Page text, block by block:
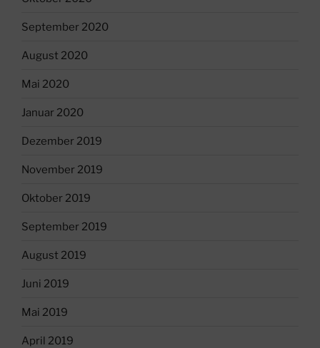
September 2020
August 2020
Mai 2020
Januar 2020
Dezember 2019
November 2019
Oktober 2019
September 2019
August 2019
Juni 2019
Mai 2019
April 2019